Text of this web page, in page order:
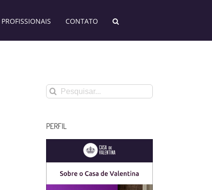
PROFISSIONAIS CONTATO
Buscar
resultados
PERFIL